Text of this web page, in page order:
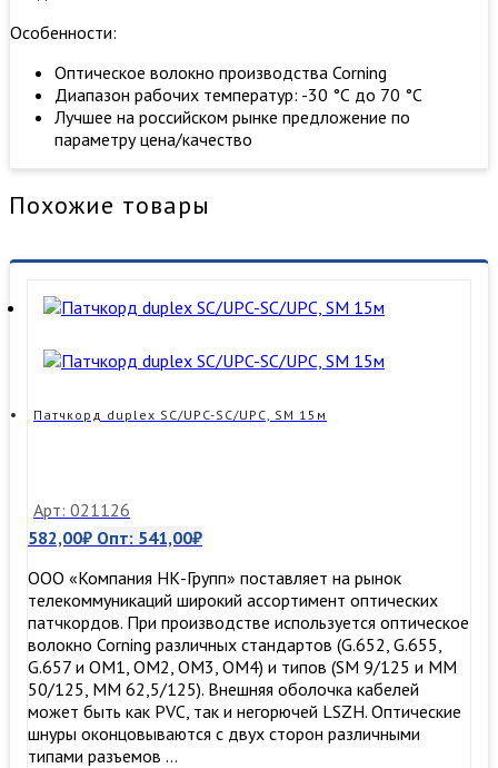
Особенности:
Оптическое волокно производства Corning
Диапазон рабочих температур: -30 °С до 70 °С
Лучшее на российском рынке предложение по
параметру цена/качество
Похожие товары
Патчкорд duplex SC/UPC-SC/UPC, SM 15м
Арт: 021126
582,00₽ Опт: 541,00₽
ООО «Компания НК-Групп» поставляет на рынок
телекоммуникаций широкий ассортимент оптических
патчкордов. При производстве используется оптическое
волокно Corning различных стандартов (G.652, G.655,
G.657 и OM1, OM2, OM3, ОМ4) и типов (SM 9/125 и MM
50/125, MM 62,5/125). Внешняя оболочка кабелей
может быть как PVC, так и негорючей LSZH. Оптические
шнуры оконцовываются с двух сторон различными
типами разъемов …